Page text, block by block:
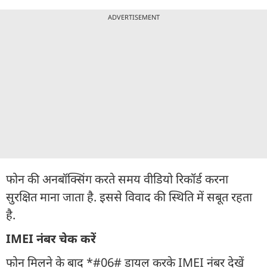
ADVERTISEMENT
फोन की अनबॉक्सिंग करते समय वीडियो रिकॉर्ड करना
सुरक्षित माना जाता है. इससे विवाद की स्थिति में सबूत रहता
है.
IMEI नंबर चेक करें
फोन मिलने के बाद *#06# डायल करके IMEI नंबर देखें